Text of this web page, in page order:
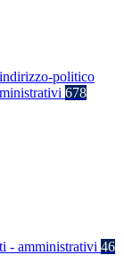
politico
678
- amministrativi 46